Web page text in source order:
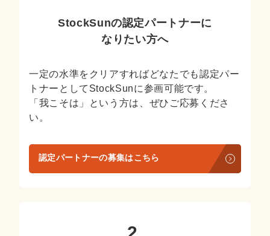
StockSunの認定パートナーに
なりたい方へ
一定の水準をクリアすればどなたでも認定パー
トナーとしてStockSunに参画可能です。
「我こそは」という方は、ぜひご応募くださ
い。
認定パートナーの募集はこちら